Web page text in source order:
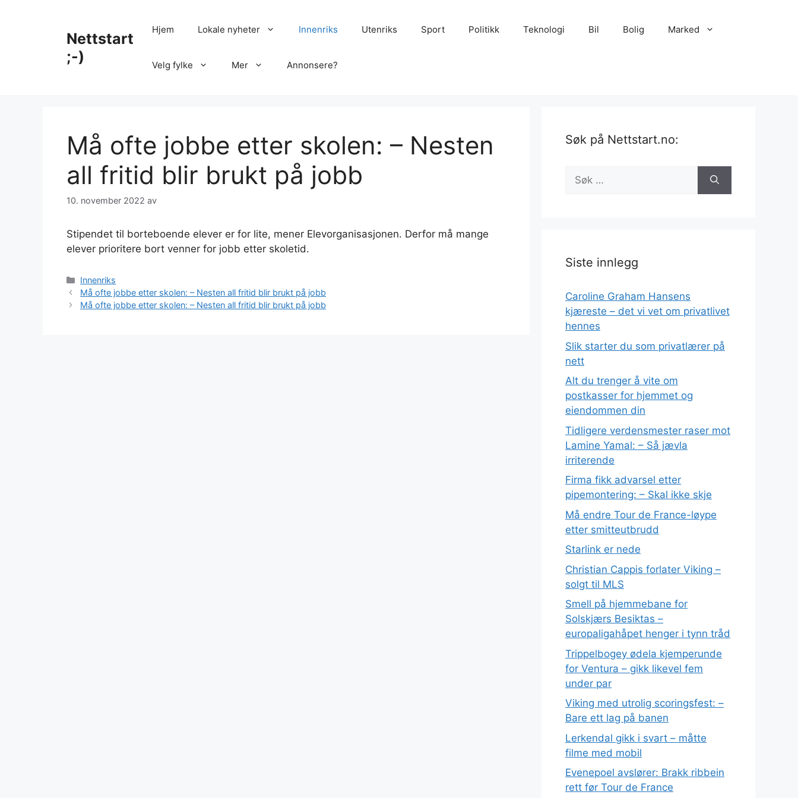
Nettstart
;-)
Hjem Lokale nyheter Innenriks Utenriks Sport Politikk Teknologi Bil Bolig Marked
Velg fylke Mer Annonsere?
Må ofte jobbe etter skolen: – Nesten
all fritid blir brukt på jobb
10. november 2022 av
Stipendet til borteboende elever er for lite, mener Elevorganisasjonen. Derfor må mange
elever prioritere bort venner for jobb etter skoletid.
Kategorier
Innenriks
Må ofte jobbe etter skolen: – Nesten all fritid blir brukt på jobb
Må ofte jobbe etter skolen: – Nesten all fritid blir brukt på jobb
Søk på Nettstart.no:
Søk
etter:
Siste innlegg
Caroline Graham Hansens
kjæreste – det vi vet om privatlivet
hennes
Slik starter du som privatlærer på
nett
Alt du trenger å vite om
postkasser for hjemmet og
eiendommen din
Tidligere verdensmester raser mot
Lamine Yamal: – Så jævla
irriterende
Firma fikk advarsel etter
pipemontering: – Skal ikke skje
Må endre Tour de France-løype
etter smitteutbrudd
Starlink er nede
Christian Cappis forlater Viking –
solgt til MLS
Smell på hjemmebane for
Solskjærs Besiktas –
europaligahåpet henger i tynn tråd
Trippelbogey ødela kjemperunde
for Ventura – gikk likevel fem
under par
Viking med utrolig scoringsfest: –
Bare ett lag på banen
Lerkendal gikk i svart – måtte
filme med mobil
Evenepoel avslører: Brakk ribbein
rett før Tour de France